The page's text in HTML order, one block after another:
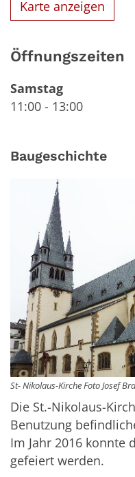
Karte anzeigen
Öffnungszeiten
Samstag
11:00 - 13:00
Baugeschichte
St- Nikolaus-Kirche Foto Josef
Die St.-Nikolaus-
Benutzung
Im Jahr 2016 konnte
gefeiert werden.